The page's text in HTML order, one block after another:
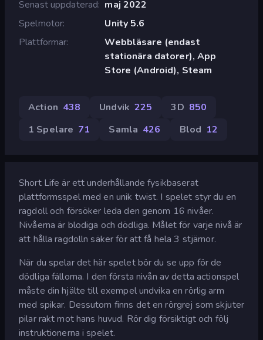
Senast uppdaterad maj 2022
Spelmotor
Unity 5.6
Plattformar
Webbläsare (endast
stationära datorer), App
Store (Android), Steam
Action 438 Undvik 225 3D 850
1 Spelare 71 Samla 426 Blod 12
Short Life är ett underhållande fysikbaserat
plattformsspel med en unik twist. I spelet styr du en
ragdoll och försöker leda den genom 16 nivåer.
Nivåerna är blodiga och dödliga. Målet för varje nivå är
att hålla ragdolln säker för att få hela 3 stjärnor.
När du spelar det här spelet bör du se upp för de
dödliga fällorna. I den första nivån av detta actionspel
måste din hjälte till exempel undvika en rörlig arm
med spikar. Dessutom finns det en rörgrej som skjuter
pilar rakt mot hans huvud. Rör dig försiktigt och följ
instruktionerna i spelet.